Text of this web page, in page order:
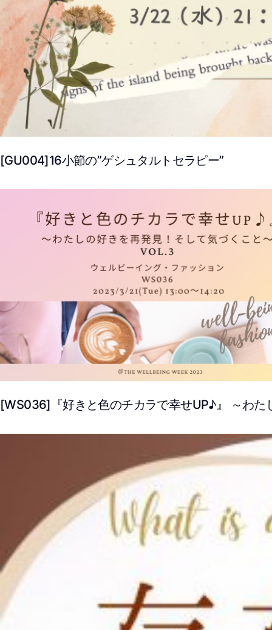
[GU004]16小節の”ゲシュタルトセラピー”
[WS036]『好きと色のチカラで幸せUP♪』 ～わた